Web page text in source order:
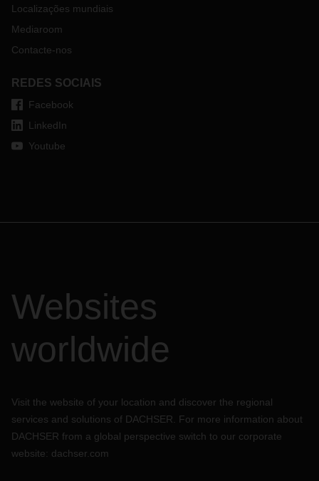
Localizações mundiais
Mediaroom
Contacte-nos
REDES SOCIAIS
Facebook
LinkedIn
Youtube
Websites
worldwide
Visit the website of your location and discover the regional
services and solutions of DACHSER. For more information about
DACHSER from a global perspective switch to our corporate
website: dachser.com